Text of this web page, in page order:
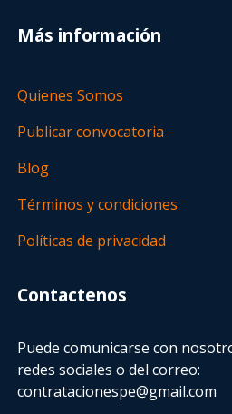
Más información
Quienes Somos
Publicar convocatoria
Blog
Términos y condiciones
Políticas de privacidad
Contactenos
Puede comunicarse con
redes sociales o del correo:
contratacionespe@gmail.com